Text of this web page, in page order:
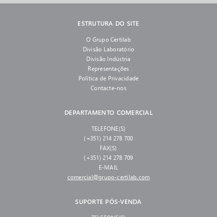
ESTRUTURA DO SITE
O Grupo Certilab
Divisão Laboratório
Divisão Indústria
Representações
Política de Privacidade
Contacte-nos
DEPARTAMENTO COMERCIAL
TELEFONE(S)
(+351) 214 278 700
FAX(S)
(+351) 214 278 709
E-MAIL
comercial@grupo-certilab.com
SUPORTE PÓS-VENDA